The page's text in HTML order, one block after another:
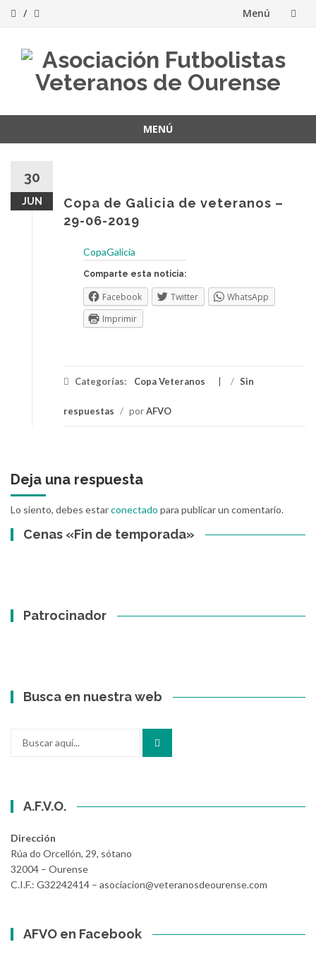
Menú
contenido
MENÚ
contenido
30
JUN
Copa de Galicia de veteranos –
29-06-2019
CopaGalicia
Comparte esta noticia:
Facebook Twitter
WhatsApp
Imprimir
Categorías: Copa Veteranos / Sin
respuestas / porAFVO
Deja una respuesta
Lo siento, debes estarconectado para publicar un comentario.
Cenas «Fin de temporada»
Patrocinador
Busca en nuestra web
A.F.V.O.
Dirección
Rúa do Orcellón, 29, sótano
32004 – Ourense
C.I.F.: G32242414 – asociacion@veteranosdeourense.com
AFVO en Facebook